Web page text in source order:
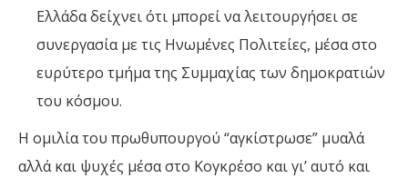
Ελλάδα δείχνει ότι μπορεί να λειτουργήσει σε
συνεργασία με τις Ηνωμένες Πολιτείες, μέσα στο
ευρύτερο τμήμα της Συμμαχίας των δημοκρατιών
του κόσμου.
Η ομιλία του πρωθυπουργού “αγκίστρωσε” μυαλά
αλλά και ψυχές μέσα στο Κογκρέσο και γι’ αυτό και